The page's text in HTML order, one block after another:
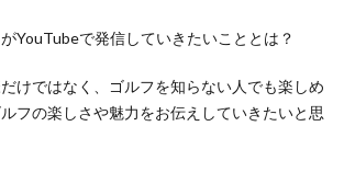
YouTubeで発信していきたいこととは？
だけではなく、ゴルフを知らない人でも楽しめ
フの楽しさや魅力をお伝えしていきたいと思